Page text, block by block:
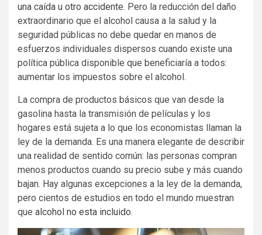
una caída u otro accidente. Pero la reducción del daño
extraordinario que el alcohol causa a la salud y la
seguridad públicas no debe quedar en manos de
esfuerzos individuales dispersos cuando existe una
política pública disponible que beneficiaría a todos:
aumentar los impuestos sobre el alcohol.
La compra de productos básicos que van desde la
gasolina hasta la transmisión de películas y los
hogares está sujeta a lo que los economistas llaman la
ley de la demanda. Es una manera elegante de describir
una realidad de sentido común: las personas compran
menos productos cuando su precio sube y más cuando
bajan. Hay algunas excepciones a la ley de la demanda,
pero cientos de estudios en todo el mundo muestran
que alcohol no esta incluido.